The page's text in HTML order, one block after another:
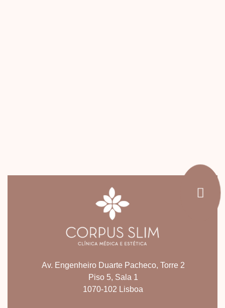
Av. Engenheiro Duarte Pacheco, Torre 2
Piso 5, Sala 1
1070-102 Lisboa